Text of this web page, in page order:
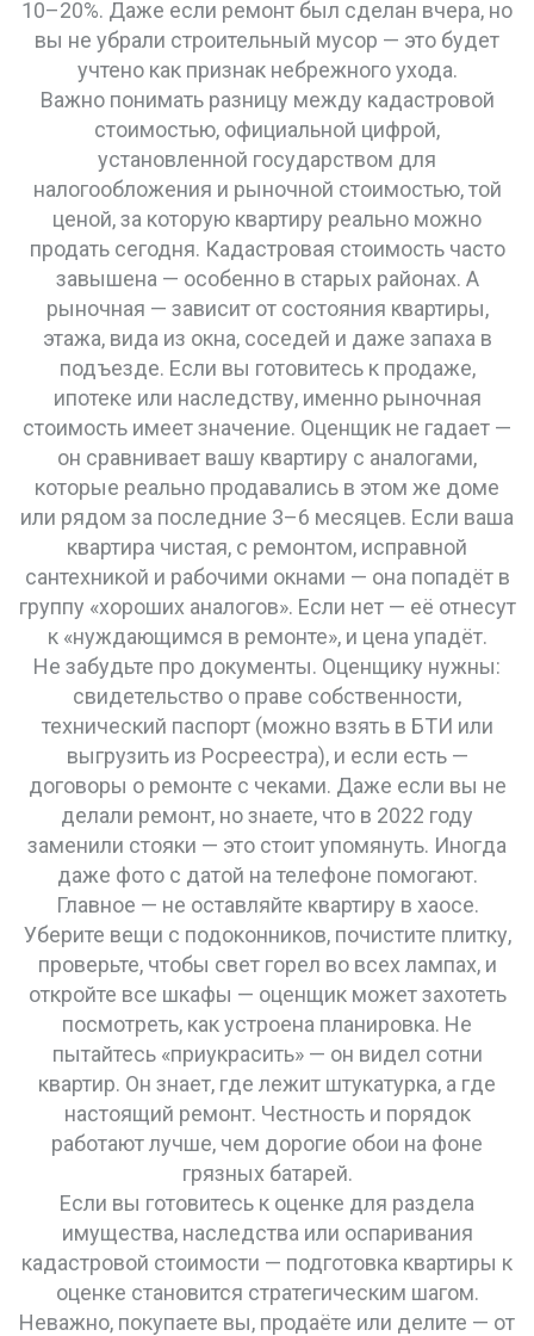
10–20%. Даже если ремонт был сделан вчера, но
вы не убрали строительный мусор — это будет
учтено как признак небрежного ухода.
Важно понимать разницу между кадастровой
стоимостью, официальной цифрой,
установленной государством для
налогообложения и рыночной стоимостью,той
ценой, за которую квартиру реально можно
продать сегодня. Кадастровая стоимость часто
завышена — особенно в старых районах. А
рыночная — зависит от состояния квартиры,
этажа, вида из окна, соседей и даже запаха в
подъезде. Если вы готовитесь к продаже,
ипотеке или наследству, именно рыночная
стоимость имеет значение. Оценщик не гадает —
он сравнивает вашу квартиру с аналогами,
которые реально продавались в этом же доме
или рядом за последние 3–6 месяцев. Если ваша
квартира чистая, с ремонтом, исправной
сантехникой и рабочими окнами — она попадёт в
группу «хороших аналогов». Если нет — её отнесут
к «нуждающимся в ремонте», и цена упадёт.
Не забудьте про документы. Оценщику нужны:
свидетельство о праве собственности,
технический паспорт (можно взять в БТИ или
выгрузить из Росреестра), и если есть —
договоры о ремонте с чеками. Даже если вы не
делали ремонт, но знаете, что в 2022 году
заменили стояки — это стоит упомянуть. Иногда
даже фото с датой на телефоне помогают.
Главное — не оставляйте квартиру в хаосе.
Уберите вещи с подоконников, почистите плитку,
проверьте, чтобы свет горел во всех лампах, и
откройте все шкафы — оценщик может захотеть
посмотреть, как устроена планировка. Не
пытайтесь «приукрасить» — он видел сотни
квартир. Он знает, где лежит штукатурка, а где
настоящий ремонт. Честность и порядок
работают лучше, чем дорогие обои на фоне
грязных батарей.
Если вы готовитесь к оценке для раздела
имущества, наследства или оспаривания
кадастровой стоимости — подготовка квартиры к
оценке становится стратегическим шагом.
Неважно, покупаете вы, продаёте или делите — от